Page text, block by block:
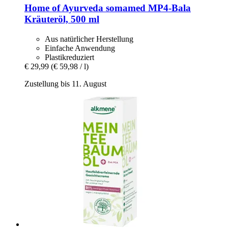
Home of Ayurveda somamed MP4-​Bala
Kräuteröl, 500 ml
Aus natürlicher Herstellung
Einfache Anwendung
Plastikreduziert
€ 29,99 (€ 59,98 / l)
Zustellung bis 11. August